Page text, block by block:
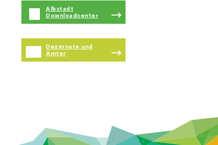
Albstadt
Downloadcenter
Dezernate und
Ämter